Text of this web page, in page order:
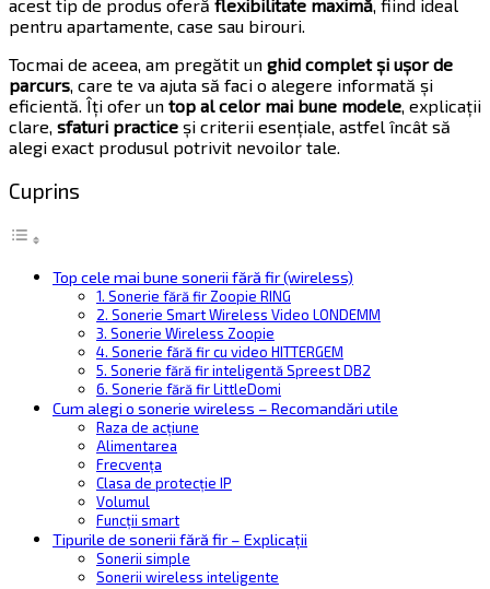
acest tip de produs oferă flexibilitate maximă, fiind ideal
pentru apartamente, case sau birouri.
Tocmai de aceea, am pregătit un ghid complet și ușor de
parcurs, care te va ajuta să faci o alegere informată și
eficientă. Îți ofer un top al celor mai bune modele, explicații
clare, sfaturi practice și criterii esențiale, astfel încât să
alegi exact produsul potrivit nevoilor tale.
Cuprins
Top cele mai bune sonerii fără fir (wireless)
1. Sonerie fără fir Zoopie RING
2. Sonerie Smart Wireless Video LONDEMM
3. Sonerie Wireless Zoopie
4. Sonerie fără fir cu video HITTERGEM
5. Sonerie fără fir inteligentă Spreest DB2
6. Sonerie fără fir LittleDomi
Cum alegi o sonerie wireless – Recomandări utile
Raza de acțiune
Alimentarea
Frecvența
Clasa de protecție IP
Volumul
Funcții smart
Tipurile de sonerii fără fir – Explicații
Sonerii simple
Sonerii wireless inteligente